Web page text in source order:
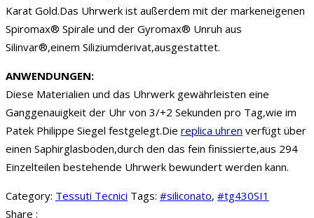
Karat Gold.Das Uhrwerk ist außerdem mit der markeneigenen
Spiromax® Spirale und der Gyromax® Unruh aus
Silinvar®,einem Siliziumderivat,ausgestattet.
ANWENDUNGEN:
Diese Materialien und das Uhrwerk gewährleisten eine
Ganggenauigkeit der Uhr von 3/+2 Sekunden pro Tag,wie im
Patek Philippe Siegel festgelegt.Die replica uhren verfügt über
einen Saphirglasboden,durch den das fein finissierte,aus 294
Einzelteilen bestehende Uhrwerk bewundert werden kann.
Category: Tessuti Tecnici Tags: #siliconato, #tg430SI1
Share :